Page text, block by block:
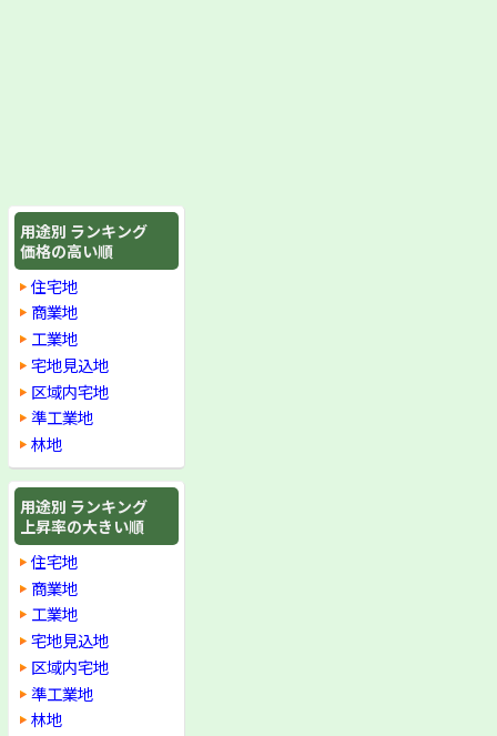
用途別 ランキング
価格の高い順
住宅地
商業地
工業地
宅地見込地
区域内宅地
準工業地
林地
用途別 ランキング
上昇率の大きい順
住宅地
商業地
工業地
宅地見込地
区域内宅地
準工業地
林地